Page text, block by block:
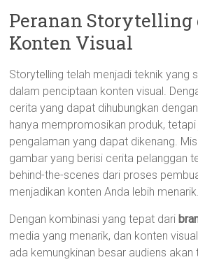
Peranan Storytelling
Konten Visual
Storytelling telah menjadi teknik yang
dalam penciptaan konten visual.
cerita yang dapat dihubungkan
hanya mempromosikan produk,
pengalaman yang dapat dikenang.
gambar yang berisi cerita pelanggan
behind-the-scenes dari proses
menjadikan konten Anda lebih menarik.
Dengan kombinasi yang tepat dari
media yang menarik, dan konten
ada kemungkinan besar audiens akan